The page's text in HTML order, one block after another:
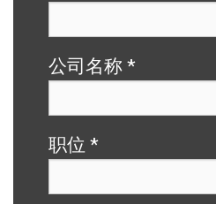
公司名称 *
职位 *